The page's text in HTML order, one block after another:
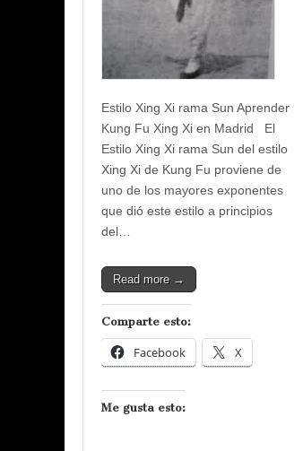
Estilo Xing Xi rama Sun Aprender
Kung Fu Xing Xi en Madrid El
Estilo Xing Xi rama Sun del estilo
Xing Xi de Kung Fu proviene de
uno de los mayores exponentes
que dió este estilo a principios
del…
Read more →
Comparte esto:
Facebook X
Me gusta esto: